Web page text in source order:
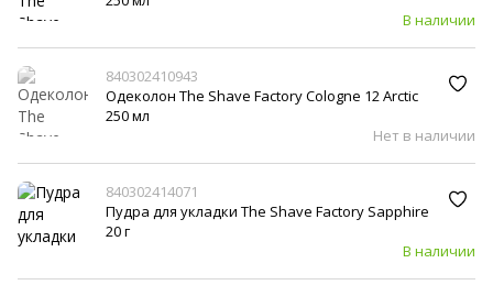
В наличии
840302410943
Одеколон The Shave Factory Cologne 12 Arctic
250 мл
Нет в наличии
840302414071
Пудра для укладки The Shave Factory Sapphire
20 г
В наличии